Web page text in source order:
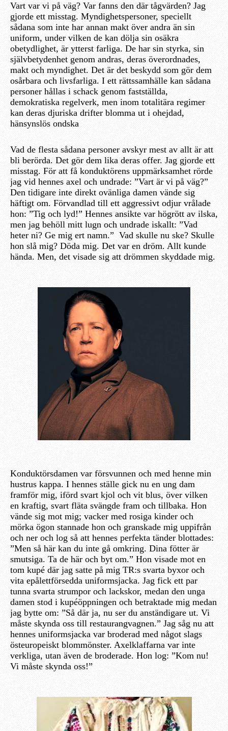
Vart var vi på väg? Var fanns den där tågvärden? Jag
gjorde ett misstag. Myndighetspersoner, speciellt
sådana som inte har annan makt över andra än sin
uniform, under vilken de kan dölja sin osäkra
obetydlighet, är ytterst farliga. De har sin styrka, sin
självbetydenhet genom andras, deras överordnades,
makt och myndighet. Det är det beskydd som gör dem
osårbara och livsfarliga. I ett rättssamhälle kan sådana
personer hållas i schack genom fastställda,
demokratiska regelverk, men inom totalitära regimer
kan deras djuriska drifter blomma ut i ohejdad,
hänsynslös ondska
Vad de flesta sådana personer avskyr mest av allt är att
bli berörda. Det gör dem lika deras offer. Jag gjorde ett
misstag. För att få konduktörens uppmärksamhet rörde
jag vid hennes axel och undrade: ”Vart är vi på väg?”
Den tidigare inte direkt ovänliga damen vände sig
häftigt om. Förvandlad till ett aggressivt odjur vrålade
hon: ”Tig och lyd!” Hennes ansikte var högrött av ilska,
men jag behöll mitt lugn och undrade iskallt: ”Vad
heter ni? Ge mig ert namn.” Vad skulle nu ske? Skulle
hon slå mig? Döda mig. Det var en dröm. Allt kunde
hända. Men, det visade sig att drömmen skyddade mig.
Konduktörsdamen var försvunnen och med henne min
hustrus kappa. I hennes ställe gick nu en ung dam
framför mig, iförd svart kjol och vit blus, över vilken
en kraftig, svart fläta svängde fram och tillbaka. Hon
vände sig mot mig; vacker med rosiga kinder och
mörka ögon stannade hon och granskade mig uppifrån
och ner och log så att hennes perfekta tänder blottades:
”Men så här kan du inte gå omkring. Dina fötter är
smutsiga. Ta de här och byt om.” Hon visade mot en
tom kupé där jag satte på mig TR:s svarta byxor och
vita epålettförsedda uniformsjacka. Jag fick ett par
tunna svarta strumpor och lackskor, medan den unga
damen stod i kupéöppningen och betraktade mig medan
jag bytte om: ”Så där ja, nu ser du anständigare ut. Vi
måste skynda oss till restaurangvagnen.” Jag såg nu att
hennes uniformsjacka var broderad med något slags
östeuropeiskt blommönster. Axelklaffarna var inte
verkliga, utan även de broderade. Hon log: ”Kom nu!
Vi måste skynda oss!”